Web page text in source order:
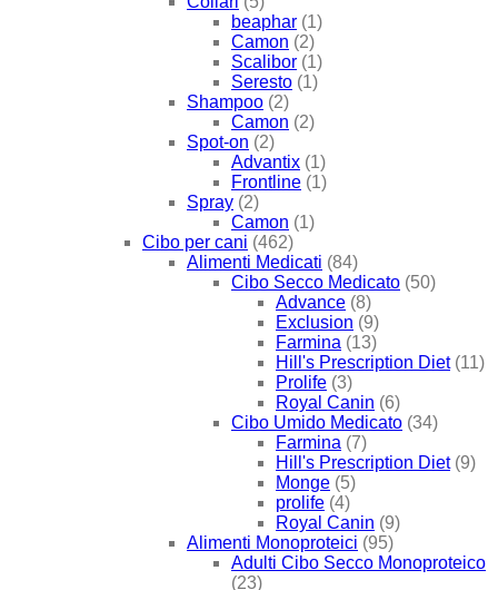
beaphar (1)
Camon (2)
Scalibor (1)
Seresto (1)
Shampoo (2)
Camon (2)
Spot-on (2)
Advantix (1)
Frontline (1)
Spray (2)
Camon (1)
Cibo per cani (462)
Alimenti Medicati (84)
Cibo Secco Medicato (50)
Advance (8)
Exclusion (9)
Farmina (13)
Hill's Prescription Diet (11)
Prolife (3)
Royal Canin (6)
Cibo Umido Medicato (34)
Farmina (7)
Hill's Prescription Diet (9)
Monge (5)
prolife (4)
Royal Canin (9)
Alimenti Monoproteici (95)
Adulti Cibo Secco Monoproteico
(23)